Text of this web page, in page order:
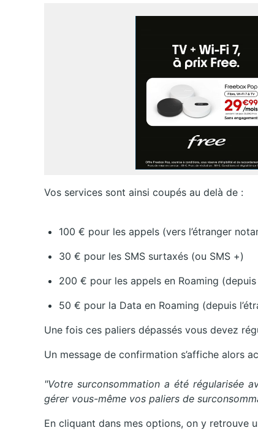
Vos services sont ainsi coupés au delà de :
100 € pour les appels (vers l’étranger
30 € pour les SMS surtaxés (ou SMS +)
200 € pour les appels en Roaming (depuis
50 € pour la Data en Roaming (depuis
Une fois ces paliers dépassés vous devez
Un message de confirmation s’affiche alors
"Votre surconsommation a été régularisée
gérer vous-même vos paliers de
En cliquant dans mes options, on y retrouve